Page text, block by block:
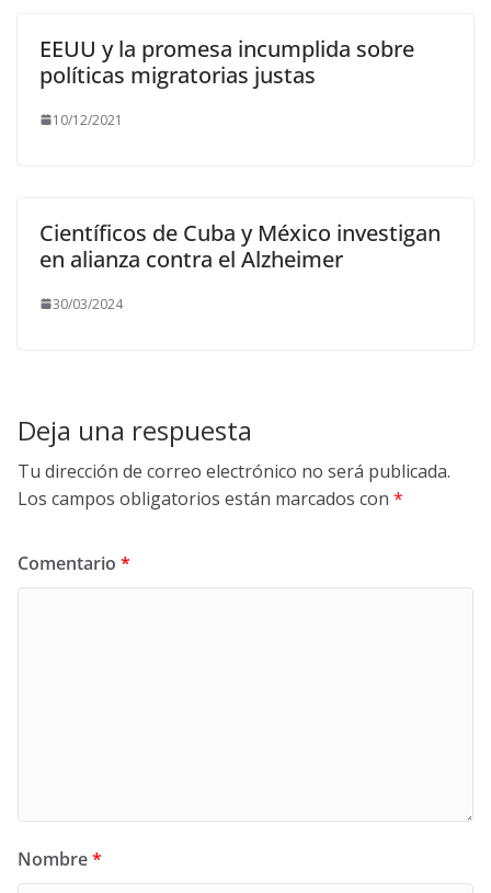
EEUU y la promesa incumplida sobre
políticas migratorias justas
10/12/2021
Científicos de Cuba y México investigan
en alianza contra el Alzheimer
30/03/2024
Deja una respuesta
Tu dirección de correo electrónico no será publicada.
Los campos obligatorios están marcados con *
Comentario *
Nombre*